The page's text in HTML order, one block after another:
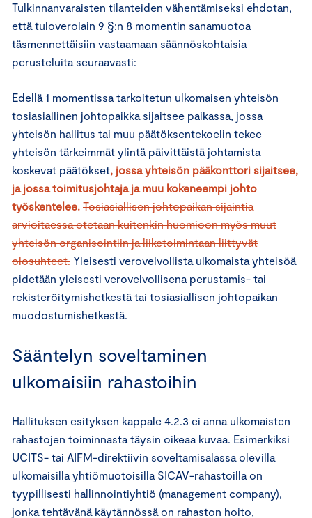
Tulkinnanvaraisten tilanteiden vähentämiseksi ehdotan,
että tuloverolain 9 §:n 8 momentin sanamuotoa
täsmennettäisiin vastaamaan säännöskohtaisia
perusteluita seuraavasti:
Edellä 1 momentissa tarkoitetun ulkomaisen yhteisön
tosiasiallinen johtopaikka sijaitsee paikassa, jossa
yhteisön hallitus tai muu päätöksentekoelin tekee
yhteisön tärkeimmät ylintä päivittäistä johtamista
koskevat päätökset, jossa yhteisön pääkonttori sijaitsee,
ja jossa toimitusjohtaja ja muu kokeneempi johto
työskentelee. Tosiasiallisen johtopaikan sijaintia
arvioitaessa otetaan kuitenkin huomioon myös muut
yhteisön organisointiin ja liiketoimintaan liittyvät
olosuhteet. Yleisesti verovelvollista ulkomaista yhteisöä
pidetään yleisesti verovelvollisena perustamis- tai
rekisteröitymishetkestä tai tosiasiallisen johtopaikan
muodostumishetkestä.
Sääntelyn soveltaminen
ulkomaisiin rahastoihin
Hallituksen esityksen kappale 4.2.3 ei anna ulkomaisten
rahastojen toiminnasta täysin oikeaa kuvaa. Esimerkiksi
UCITS- tai AIFM-direktiivin soveltamisalassa olevilla
ulkomaisilla yhtiömuotoisilla SICAV-rahastoilla on
tyypillisesti hallinnointiyhtiö (management company),
jonka tehtävänä käytännössä on rahaston hoito,